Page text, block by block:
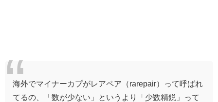
海外でマイナーカプがレアペア（rarepair）って呼ばれ
てるの、「数が少ない」というより「少数精鋭」って